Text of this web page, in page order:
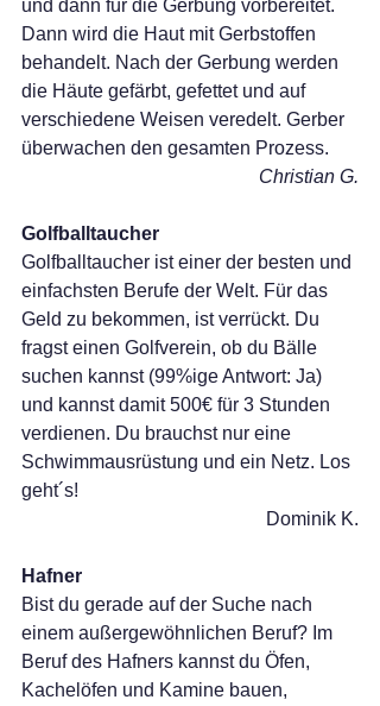
und dann für die Gerbung vorbereitet.
Dann wird die Haut mit Gerbstoffen
behandelt. Nach der Gerbung werden
die Häute gefärbt, gefettet und auf
verschiedene Weisen veredelt. Gerber
überwachen den gesamten Prozess.
Christian G.
Golfballtaucher
Golfballtaucher ist einer der besten und
einfachsten Berufe der Welt. Für das
Geld zu bekommen, ist verrückt. Du
fragst einen Golfverein, ob du Bälle
suchen kannst (99%ige Antwort: Ja)
und kannst damit 500€ für 3 Stunden
verdienen. Du brauchst nur eine
Schwimmausrüstung und ein Netz. Los
geht´s!
Dominik K.
Hafner
Bist du gerade auf der Suche nach
einem außergewöhnlichen Beruf? Im
Beruf des Hafners kannst du Öfen,
Kachelöfen und Kamine bauen,